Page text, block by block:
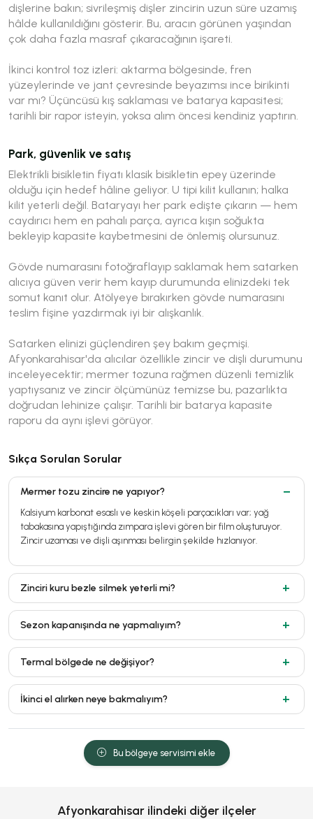
dişlerine bakın; sivrileşmiş dişler zincirin uzun süre uzamış
hâlde kullanıldığını gösterir. Bu, aracın görünen yaşından
çok daha fazla masraf çıkaracağının işareti.
İkinci kontrol toz izleri: aktarma bölgesinde, fren
yüzeylerinde ve jant çevresinde beyazımsı ince birikinti
var mı? Üçüncüsü kış saklaması ve batarya kapasitesi;
tarihli bir rapor isteyin, yoksa alım öncesi kendiniz yaptırın.
Park, güvenlik ve satış
Elektrikli bisikletin fiyatı klasik bisikletin epey üzerinde
olduğu için hedef hâline geliyor. U tipi kilit kullanın; halka
kilit yeterli değil. Bataryayı her park edişte çıkarın — hem
caydırıcı hem en pahalı parça, ayrıca kışın soğukta
bekleyip kapasite kaybetmesini de önlemiş olursunuz.
Gövde numarasını fotoğraflayıp saklamak hem satarken
alıcıya güven verir hem kayıp durumunda elinizdeki tek
somut kanıt olur. Atölyeye bırakırken gövde numarasını
teslim fişine yazdırmak iyi bir alışkanlık.
Satarken elinizi güçlendiren şey bakım geçmişi.
Afyonkarahisar'da alıcılar özellikle zincir ve dişli durumunu
inceleyecektir; mermer tozuna rağmen düzenli temizlik
yaptıysanız ve zincir ölçümünüz temizse bu, pazarlıkta
doğrudan lehinize çalışır. Tarihli bir batarya kapasite
raporu da aynı işlevi görüyor.
Sıkça Sorulan Sorular
Mermer tozu zincire ne yapıyor?
Kalsiyum karbonat esaslı ve keskin köşeli parçacıkları var; yağ
tabakasına yapıştığında zımpara işlevi gören bir film oluşturuyor.
Zincir uzaması ve dişli aşınması belirgin şekilde hızlanıyor.
Zinciri kuru bezle silmek yeterli mi?
Sezon kapanışında ne yapmalıyım?
Termal bölgede ne değişiyor?
İkinci el alırken neye bakmalıyım?
Bu bölgeye servisimi ekle
Afyonkarahisar ilindeki diğer ilçeler